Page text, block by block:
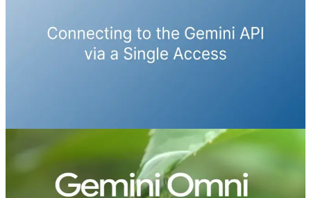
الاتصال بـ Gemini API عبر Single
Jun 29, 2026
gemini omni